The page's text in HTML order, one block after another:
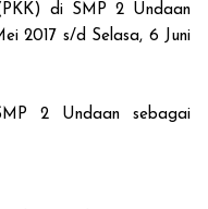
di SMP 2 Undaan
2017 s/d Selasa, 6 Juni
2 Undaan sebagai